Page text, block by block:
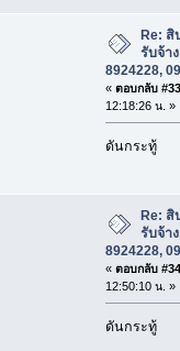
Re: สิ
รับจ้า
8924228,
« ตอบกลับ
12:18:26 น. »
ดันกระทู้
Re: สิ
รับจ้า
8924228,
« ตอบกลับ
12:50:10 น. »
ดันกระทู้